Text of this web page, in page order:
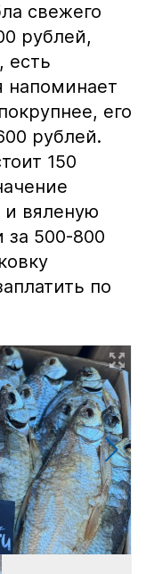
свежего
рублей,
есть
напоминает
его
рублей.
150
вяленую
500-800
по